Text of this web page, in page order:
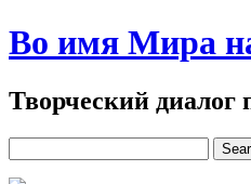
Во имя Мира
Творческий диалог